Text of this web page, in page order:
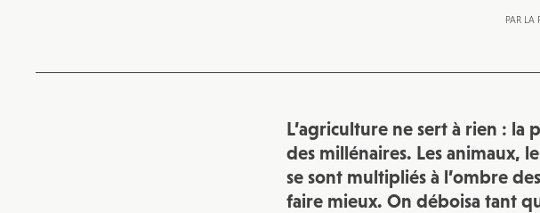
PAR LA
L’agriculture ne sert à rien : la
des millénaires. Les animaux,
se sont multipliés à l’ombre
faire mieux. On déboisa tant
JE
Pour recevoir
sélection